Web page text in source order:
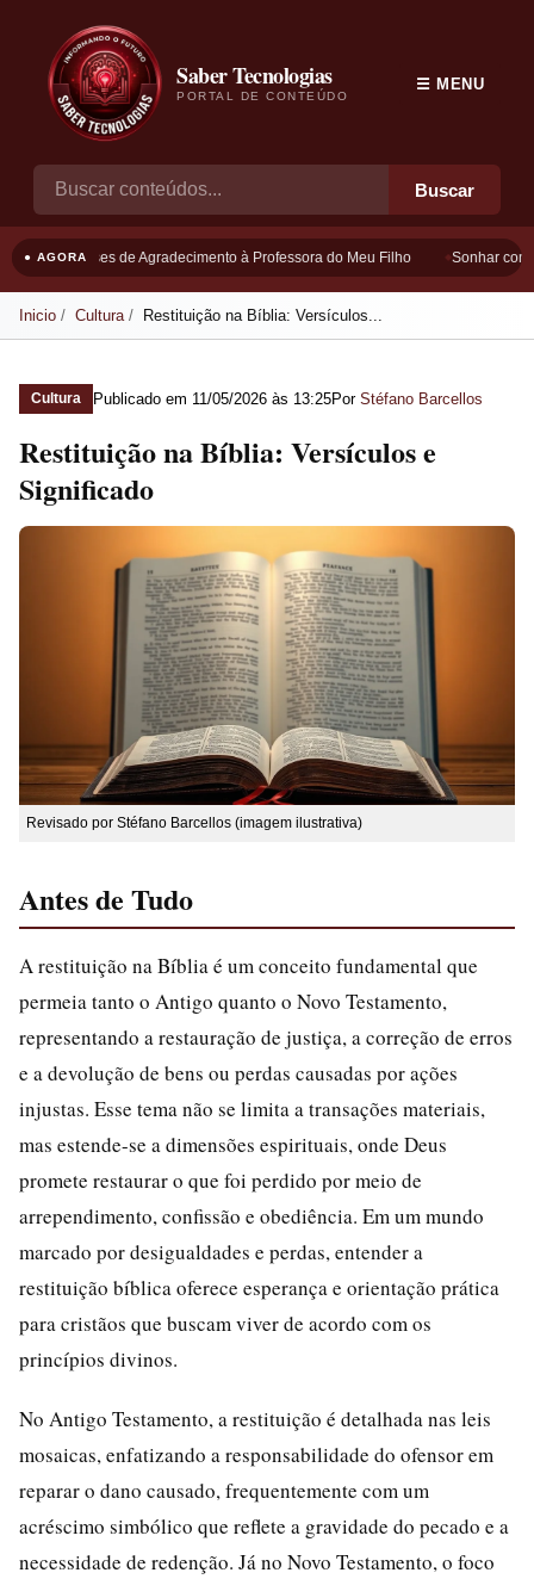
Saber Tecnologias
PORTAL DE CONTEÚDO
Buscar
☰ MENU
● AGORAFrases de Agradecimento à Professora do Meu Filho Sonhar com
Inicio Cultura Restituição na Bíblia: Versículos...
Cultura Publicado em 11/05/2026 às 13:25Por Stéfano Barcellos
Restituição na Bíblia: Versículos e
Significado
Revisado por Stéfano Barcellos (imagem ilustrativa)
Antes de Tudo
A restituição na Bíblia é um conceito fundamental que
permeia tanto o Antigo quanto o Novo Testamento,
representando a restauração de justiça, a correção de erros
e a devolução de bens ou perdas causadas por ações
injustas. Esse tema não se limita a transações materiais,
mas estende-se a dimensões espirituais, onde Deus
promete restaurar o que foi perdido por meio de
arrependimento, confissão e obediência. Em um mundo
marcado por desigualdades e perdas, entender a
restituição bíblica oferece esperança e orientação prática
para cristãos que buscam viver de acordo com os
princípios divinos.
No Antigo Testamento, a restituição é detalhada nas leis
mosaicas, enfatizando a responsabilidade do ofensor em
reparar o dano causado, frequentemente com um
acréscimo simbólico que reflete a gravidade do pecado e a
necessidade de redenção. Já no Novo Testamento, o foco